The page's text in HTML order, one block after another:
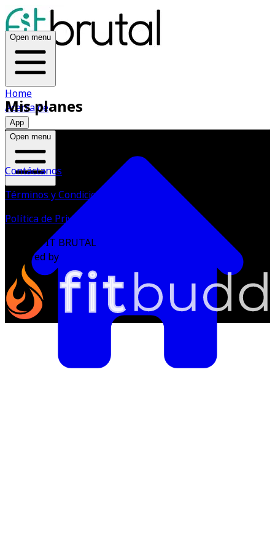
Open menu
Home
Acerca de
App
Open menu
Mis planes
Contáctanos
Términos y Condiciones
Política de Privacidad
FIT BRUTAL
Powered by